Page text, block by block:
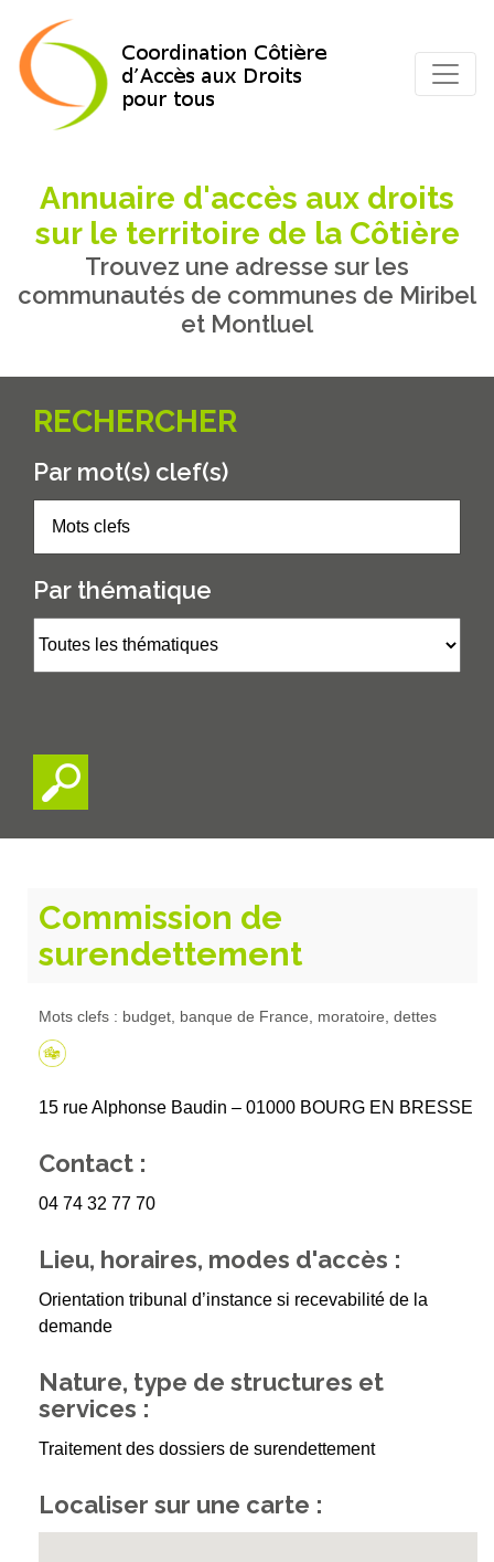
Annuaire d'accès aux droits
sur le territoire de la Côtière
Trouvez une adresse sur les
communautés de communes de Miribel
et Montluel
RECHERCHER
Par mot(s) clef(s)
Par thématique
Commission de
surendettement
Mots clefs : budget, banque de France, moratoire, dettes
15 rue Alphonse Baudin – 01000 BOURG EN BRESSE
Contact :
04 74 32 77 70
Lieu, horaires, modes d'accès :
Orientation tribunal d’instance si recevabilité de la
demande
Nature, type de structures et
services :
Traitement des dossiers de surendettement
Localiser sur une carte :